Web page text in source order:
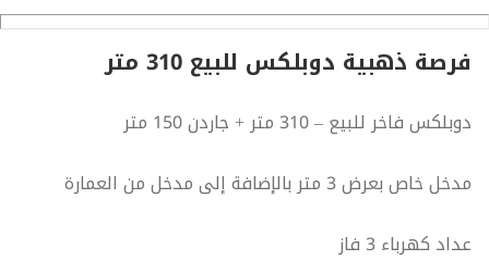
فرصة ذهبية دوبلكس للبيع 310 متر
دوبلكس فاخر للبيع – 310 متر + جاردن 150 متر
مدخل خاص بعرض 3 متر بالإضافة إلى مدخل من العمارة
عداد كهرباء 3 فاز